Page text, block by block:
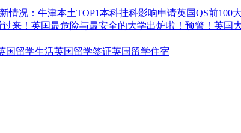
情况：牛津本土TOP1本科挂科影响申请英国QS前100
过来！英国最危险与最安全的大学出炉啦！ 预警！英国
国留学生活英国留学签证英国留学住宿